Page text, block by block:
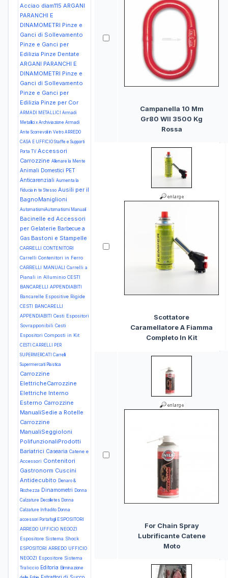
Acciao diam115 ARGANI
PARANCHI E
DINAMOMETRI Pinze e
Ganci di Sollevamento
Pinze e Ganci per
Edilizia Pinze Dentate
ARGANI PARANCHI E
DINAMOMETRI Pinze e
Ganci di Sollevamento
Pinze e Ganci per
Edilizia Pinze per Cor
ARMADI METALLICI Armadi
Metallici x Archiviazione Armadi
Ante Scorrevoli in Vetro ARREDO
CASA E UFFICIO Staffe e Supporti
Porta TV Accessori
Carrozzine Allenare la Mente
Animali Domestici PET
Anticarenziali Aumenta la
Fiducia in te Stesso Ausili per il
BagnoManiglioni
AutomatismiAutomatismi Manuali
Bacinelle ed Accessori
per Gelaterie Barbecue a
Gas Bastoni e Stampelle
CARRELLI CONTENITORI
Carrelli Contenitori in Ferro
CARRELLI MANUALI Carrelli a
Pianali in Alluminio CESTI
BANCARELLI APPENDIABITI
Bancarelle Espositive Rigide
CESTI BANCARELLI
APPENDIABITI Cesti Espositori
Sovrapponibili Cesti
Espositori Composti in Kit
CESTI CARRELLI PER
SUPERMERCATI Carrelli
Supermercati Plastica
Carrozzine
ElettricheCarrozzine
Elettriche Interno
Esterno Carrozzine
ManualiSedie a Rotelle
Carrozzine
ManualiSeggioloni
PolifunzionaliProdotti
Bariatrici Casearia Catene e
Accessori Contenitori
Gastronorm Cuscini
Antidecubito Denaro &
Ricchezza Dinamometri Donna
Calzature Decolletes Donna
Calzature Infradito Donna
accessori Portafogli ESPOSITORI
ARREDO UFFICIO NEGOZI
Espositore Sistema Shock
ESPOSITORI ARREDO UFFICIO
NEGOZI Espositore Sistema
Traliccio Editoria Eliminazione
Campanella 10 Mm
Gr80 Wll 3500 Kg
Rossa
Scottatore
Caramellatore A Fiamma
Completo In Kit
For Chain Spray
Lubrificante Catene
Moto